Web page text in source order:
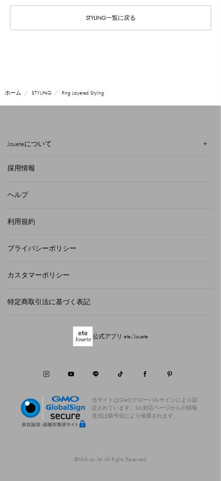
STYLING一覧に戻る
ホーム STYLING Ring Layered Styling
Joueteについて
採用情報
ヘルプ
利用規約
プライバシーポリシー
カスタマーポリシー
特定商取引法に基づく表記
公式アプリ ete/Jouete
当サイトはGMOグローバルサインにより認
証されています。
SSL対応ページからの情報
送信は暗号化により保護されます。
©Milk.co.,ltd. All Rights Reserved.